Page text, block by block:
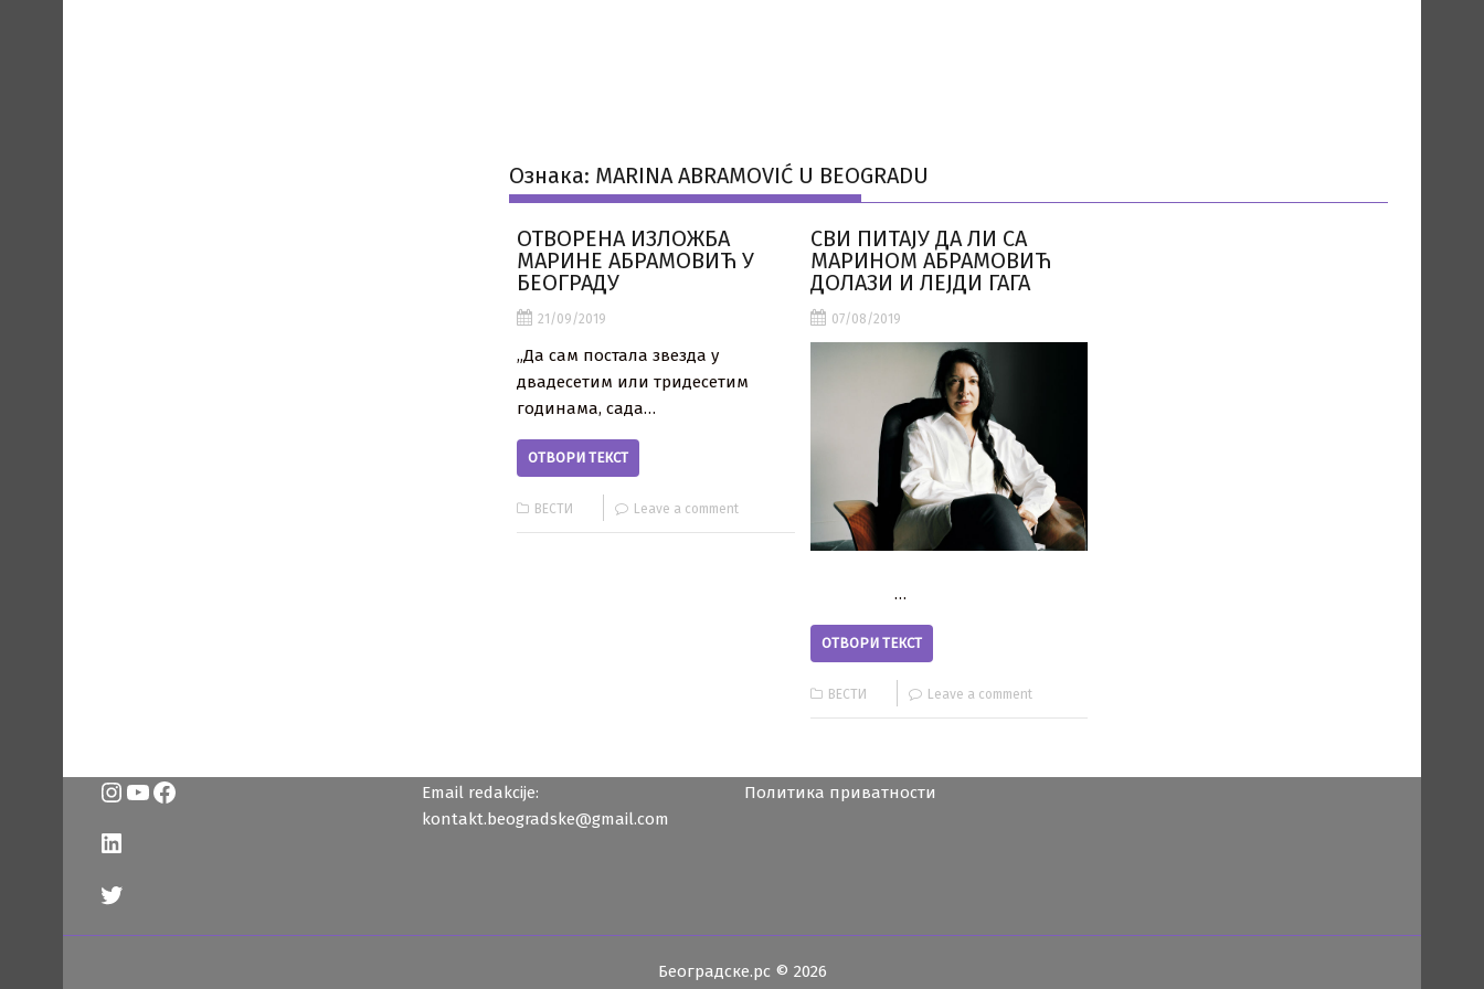
Ознака: MARINA ABRAMOVIĆ U BEOGRADU
ОТВОРЕНА ИЗЛОЖБА
МАРИНЕ АБРАМОВИЋ У
БЕОГРАДУ
21/09/2019
„Да сам постала звезда у
двадесетим или тридесетим
годинама, сада…
ОТВОРИ ТЕКСТ
ВЕСТИ Leave a comment
СВИ ПИТАЈУ ДА ЛИ СА
МАРИНОМ АБРАМОВИЋ
ДОЛАЗИ И ЛЕЈДИ ГАГА
07/08/2019
…
ОТВОРИ ТЕКСТ
ВЕСТИ Leave a comment
Instagram
YouTube
Facebook
LinkedIn
Twitter
Email redakcije:
kontakt.beogradske@gmail.com
Политика приватности
Београдске.рс © 2026